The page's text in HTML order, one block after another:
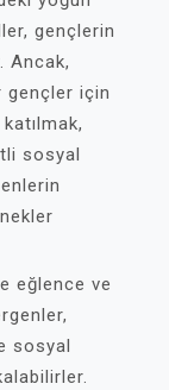
gençlerin
Ancak,
gençler için
sosyal
eğlence ve
sosyal